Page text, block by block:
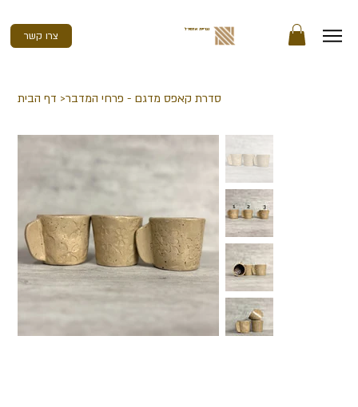
צרו קשר נגריית אדמירל
דף הבית >סדרת קאפס מדגם - פרחי המדבר